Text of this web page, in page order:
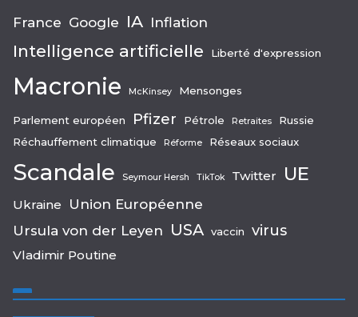
France Google IA Inflation
Intelligence artificielle Liberté d'expression
Macronie McKinsey Mensonges
Parlement européen Pfizer Pétrole Retraites
Russie
Réchauffement climatique
Réforme Réseaux sociaux
Scandale Seymour Hersh TikTok Twitter UE
Ukraine
Union Européenne
Ursula von der Leyen USA vaccin virus
Vladimir Poutine